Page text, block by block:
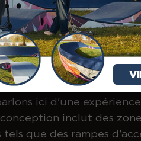
présentes sur le
et qui est
des zones de ride ?
qui déterminent si une
ici d'une
inclut des
que des rampes